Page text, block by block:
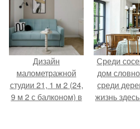
Дизайн
малометражной
студии 21, 1 м 2 (24,
9 м 2 с балконом) в
Среди
дом
среди
жизнь